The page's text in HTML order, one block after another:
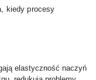
kiedy procesy
elastyczność naczyń